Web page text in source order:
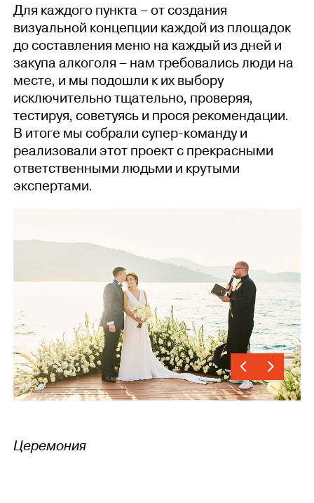
Для каждого пункта – от создания
визуальной концепции каждой из площадок
до составления меню на каждый из дней и
закупа алкоголя – нам требовались люди на
месте, и мы подошли к их выбору
исключительно тщательно, проверяя,
тестируя, советуясь и прося рекомендации.
В итоге мы собрали супер-команду и
реализовали этот проект с прекрасными
ответственными людьми и крутыми
экспертами.
Церемония